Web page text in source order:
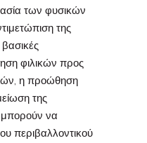
των φυσικών
της
βασικές
φιλικών προς
η προώθηση
της
μπορούν να
περιβαλλοντικού